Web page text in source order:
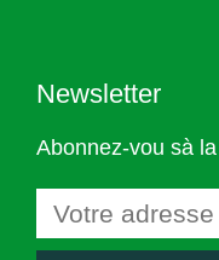
Newsletter
Abonnez-vou sà